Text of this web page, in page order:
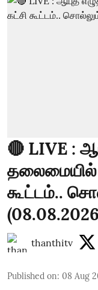
🔴 LIVE :
கூட்டம்..
thanthitv
Published on: 08 Aug